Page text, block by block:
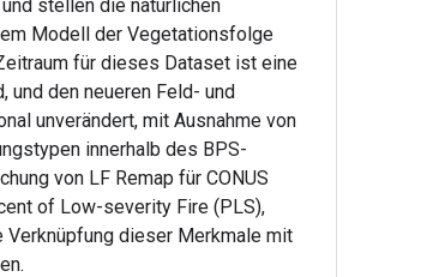
stellen die natürlichen
Modell der Vegetationsfolge
für dieses Dataset ist eine
den neueren Feld- und
unverändert, mit Ausnahme von
innerhalb des BPS-
von LF Remap für CONUS
of Low-severity Fire (PLS),
Verknüpfung dieser Merkmale mit